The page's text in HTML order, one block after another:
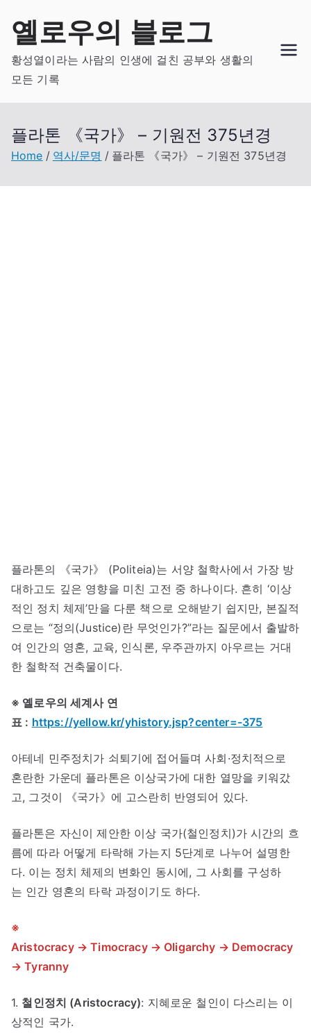
content
옐로우의 블로그
황성열이라는 사람의 인생에 걸친 공부와 생활의
모든 기록
플라톤 《국가》 – 기원전 375년경
Home 역사/문명 플라톤 《국가》 – 기원전 375년경
플라톤의 《국가》 (Politeia)는 서양 철학사에서 가장 방
대하고도 깊은 영향을 미친 고전 중 하나이다. 흔히 ‘이상
적인 정치 체제’만을 다룬 책으로 오해받기 쉽지만, 본질적
으로는 “정의(Justice)란 무엇인가?”라는 질문에서 출발하
여 인간의 영혼, 교육, 인식론, 우주관까지 아우르는 거대
한 철학적 건축물이다.
※ 옐로우의 세계사 연
표 : https://yellow.kr/yhistory.jsp?center=-375
아테네 민주정치가 쇠퇴기에 접어들며 사회·정치적으로
혼란한 가운데 플라톤은 이상국가에 대한 열망을 키워갔
고, 그것이 《국가》에 고스란히 반영되어 있다.
플라톤은 자신이 제안한 이상 국가(철인정치)가 시간의 흐
름에 따라 어떻게 타락해 가는지 5단계로 나누어 설명한
다. 이는 정치 체제의 변화인 동시에, 그 사회를 구성하
는 인간 영혼의 타락 과정이기도 하다.
※
Aristocracy → Timocracy → Oligarchy → Democracy
→ Tyranny
1. 철인정치 (Aristocracy): 지혜로운 철인이 다스리는 이
상적인 국가.